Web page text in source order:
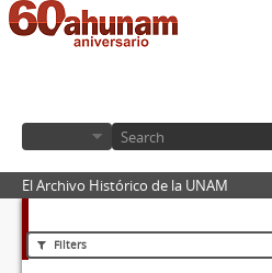
El Archivo Histórico de la UNAM
Filters